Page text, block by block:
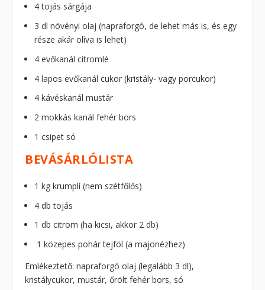
4 tojás sárgája
3 dl növényi olaj (napraforgó, de lehet más is, és egy
része akár olíva is lehet)
4 evőkanál citromlé
4 lapos evőkanál cukor (kristály- vagy porcukor)
4 kávéskanál mustár
2 mokkás kanál fehér bors
1 csipet só
BEVÁSÁRLÓLISTA
1 kg krumpli (nem szétfőlős)
4 db tojás
1 db citrom (ha kicsi, akkor 2 db)
1 közepes pohár tejföl (a majonézhez)
Emlékeztető: napraforgó olaj (legalább 3 dl),
kristálycukor, mustár, őrölt fehér bors, só